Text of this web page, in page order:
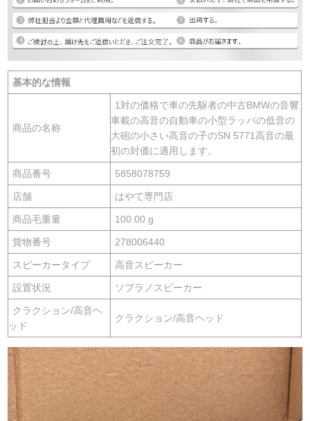
基本的な情報
商品の名称
1対の価格で車の先駆者の中古BMWの音響
車載の高音の自動車の小型ラッパの低音の
大砲の小さい高音の子のSN 5771高音の最
初の対価に適用します。
商品番号 5858078759
店舗 はやて専門店
商品毛重量 100.00 g
貨物番号 278006440
スピーカータイプ 高音スピーカー
設置状況 ソプラノスピーカー
クラクション/高音ヘ
ッド
クラクション/高音ヘッド